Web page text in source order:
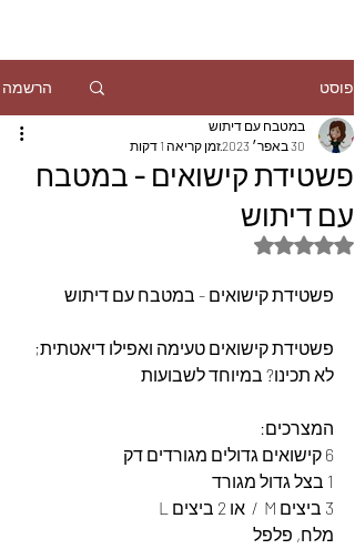
פוסט הרשמה
פשטידת קישואים - במטבח
עם דיתוש
במטבח עם דיתוש
30 באפר׳ 2023
זמן קריאה 1 דקות
דירוג של NaN מתוך 5 כוכבים
פשטידת קישואים - במטבח עם דיתוש
פשטידת קישואים טעימה ואפילו דיאטתית;
לא תכינו? במיוחד לשבועות
המצרכים:
6 קישואים גדולים מגורדים דק
1 בצל גדול מגורד
3 ביצים M  /  או 2 ביצים L
מלח, פלפל